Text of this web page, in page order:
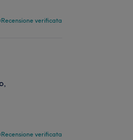
Recensione verificata
Recensione verificata